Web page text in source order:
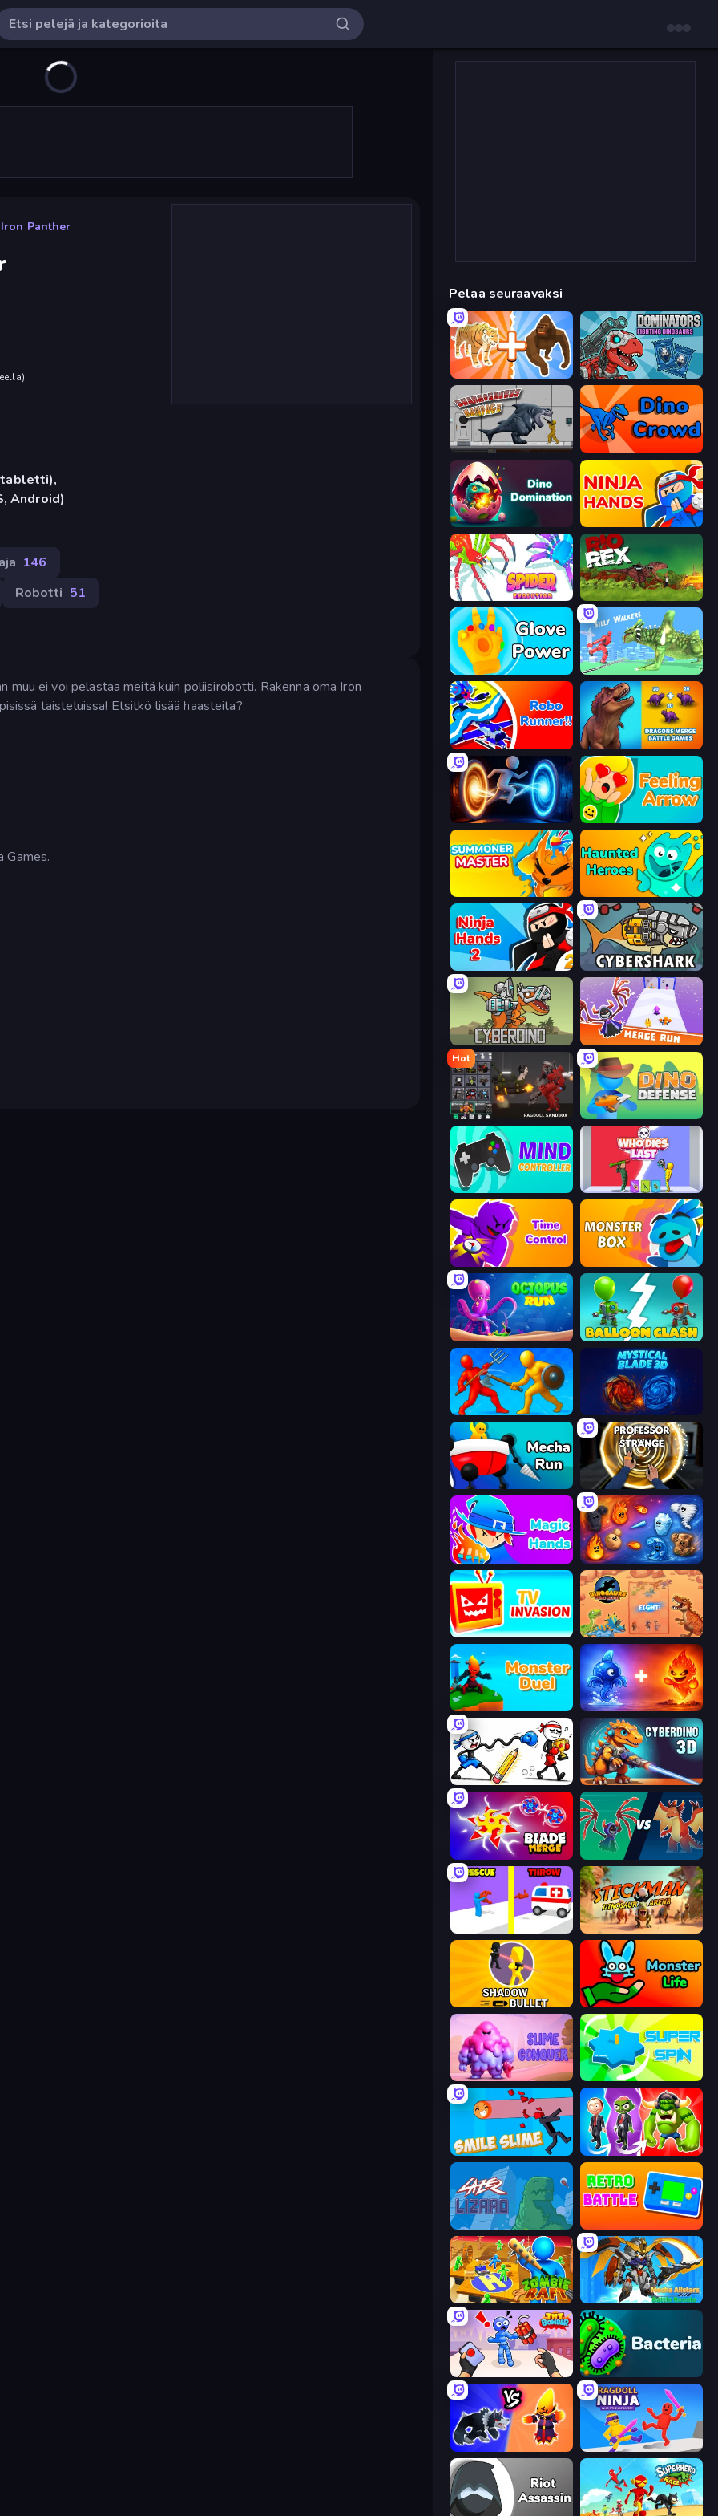
Panther
)
Android)
146
Robotti 51
muu ei voi pelastaa meitä kuin poliisirobotti. Rakenna oma Iron
taisteluissa! Etsitkö lisää haasteita?
Games.
Pelaa seuraavaksi
Animal DNA Run Dominators: Fighting Dinosaurs
Sharkosaurus Rampage Dino Crowd
Dino Domination Ninja Hands
Spider Evolution: Runner Game Rio Rex
Glove Power Silly Walkers
Robo Runner Dragons Merge: Battle Games
Portal Escape Feeling Arrow
Summoner Master Haunted Heroes
Ninja Hands 2 CyberShark
Merge Run
Hot
Last Play: Ragdoll Sandbox Dino Defense
Mind Controller Who Dies Last?
Time Control! Monster Box
OctopusRun Balloon Clash
Epic Sword Battle! Fight in Arena Mystical Blade
Mecha Run Professor Strange
Magic Hands Elemental Merge
TV Invasion Dinosaurs Merge Master
Monster Duel Elemental Monsters: Merge
Doodle Smash CyberDino 3D
Blade Merge Monster Battle
Rescue Throw Stickman: Dinosaur Arena
Shadow Bullet Monster Life
Slime Conquer: Epic Battles Super Spin
Smile Slime Infection Town of Zombies
Laser Lizard
Zombie Raft Mecha Allstars Battle Royale
TNT Bomber Bacteria
Merge Battle Tactics Ragdoll Ninja: Imposter Hero